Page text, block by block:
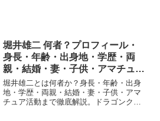
堀井雄二 何者？プロフィール・
身長・年齢・出身地・学歴・両
親・結婚・妻・子供・アマチュア
まで徹底解説【ドラゴンクエスト
生みの親】
堀井雄二とは何者か？身長・年齢・出身
地・学歴・両親・結婚・妻・子供・アマ
チュア活動まで徹底解説。ドラゴンクエ